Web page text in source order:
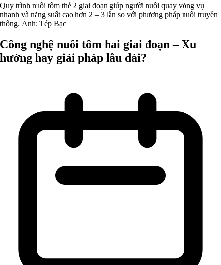
Quy trình nuôi tôm thẻ 2 giai đoạn giúp người nuôi quay vòng vụ
nhanh và năng suất cao hơn 2 – 3 lần so với phương pháp nuôi truyền
thống. Ảnh: Tép Bạc
Công nghệ nuôi tôm hai giai đoạn – Xu
hướng hay giải pháp lâu dài?